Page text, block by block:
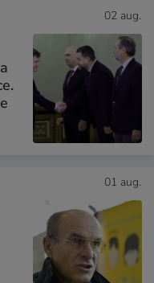
02 aug.
01 aug.